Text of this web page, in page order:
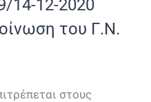
14-12-2020
του Γ.Ν.
στους